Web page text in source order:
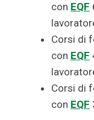
con EQF
Corsi di
con EQF
Corsi di
con EQF